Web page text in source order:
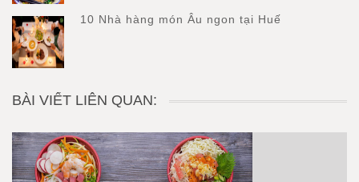
10 Nhà hàng món Âu ngon tại Huế
BÀI VIẾT LIÊN QUAN: